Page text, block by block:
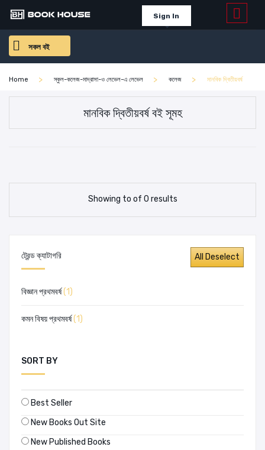
Sign In
সকল বই
Home স্কুল-কলেজ-মাদ্রাসা-ও লেভেল-এ লেভেল কলেজ মানবিক দ্বিতীয়বর্ষ
ট্রেন্ড ক্যাটাগরি
বিজ্ঞান প্রথমবর্ষ(1)
কমন বিষয় প্রথমবর্ষ(1)
SORT BY
Best Seller
New Books Out Site
New Published Books
মানবিক দ্বিতীয়বর্ষ বই সূমহ
Showing to of 0 results